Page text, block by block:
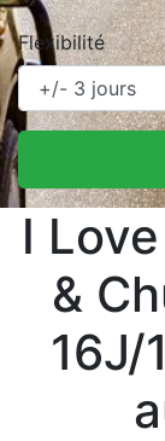
Flexibilité
I
&
16J/